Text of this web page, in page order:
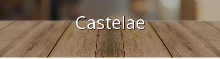
Castelae